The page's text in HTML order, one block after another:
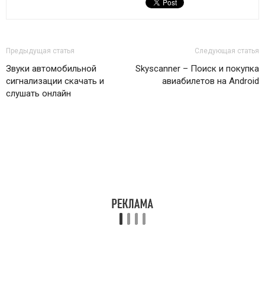
Предыдущая статья
Звуки автомобильной
сигнализации скачать и
слушать онлайн
Следующая статья
Skyscanner – Поиск и покупка
авиабилетов на Android